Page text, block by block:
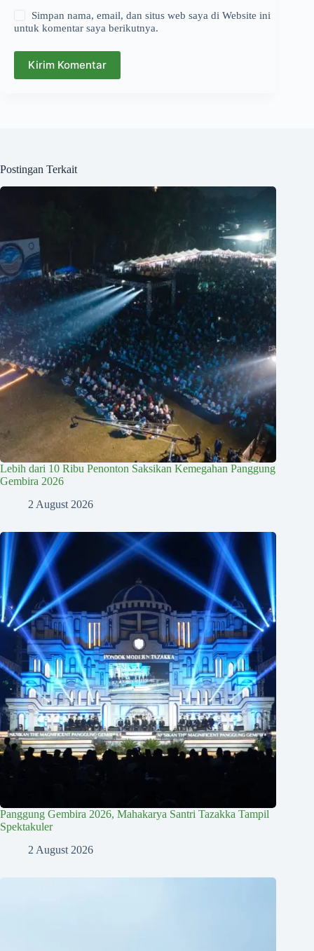
Simpan nama, email, dan situs web saya di Website ini
untuk komentar saya berikutnya.
Kirim Komentar
Postingan Terkait
Lebih dari 10 Ribu Penonton Saksikan Kemegahan Panggung
Gembira 2026
2 August 2026
Panggung Gembira 2026, Mahakarya Santri Tazakka Tampil
Spektakuler
2 August 2026